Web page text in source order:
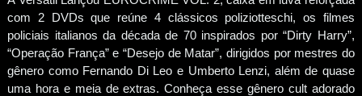
com 2 DVDs que reúne 4 clássicos poliziotteschi, os filmes
policiais italianos da década de 70 inspirados por “Dirty Harry”,
“Operação França” e “Desejo de Matar”, dirigidos por mestres do
gênero como Fernando Di Leo e Umberto Lenzi, além de quase
uma hora e meia de extras. Conheça esse gênero cult adorado